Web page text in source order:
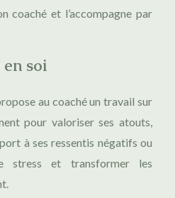
coaché et l’accompagne par
soi
au coaché un travail sur
pour valoriser ses atouts,
à ses ressentis négatifs ou
stress et transformer les